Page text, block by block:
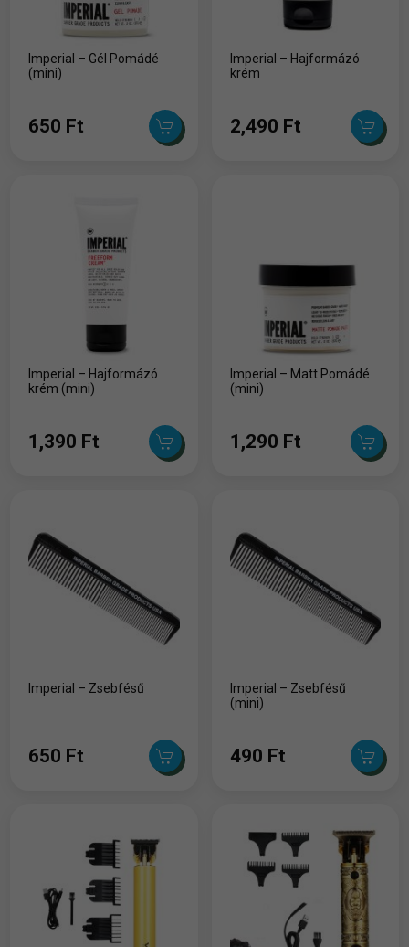
Imperial – Gél Pomádé
(mini)
650 Ft
Imperial – Hajformázó
krém
2,490 Ft
Imperial – Hajformázó
krém (mini)
1,390 Ft
Imperial – Matt Pomádé
(mini)
1,290 Ft
Imperial – Zsebfésű
650 Ft
Imperial – Zsebfésű
(mini)
490 Ft